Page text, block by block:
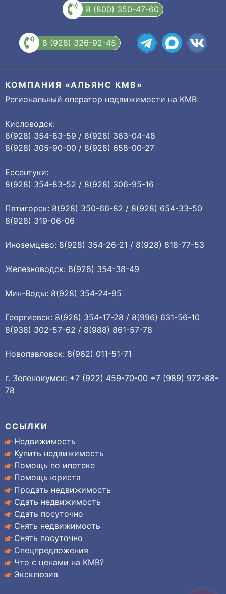
8 (800) 350-47-60
8 (928) 326-92-45
КОМПАНИЯ «АЛЬЯНС КМВ»
Региональный оператор недвижимости на КМВ:
Кисловодск:
8(928) 354-83-59 / 8(928) 363-04-48
8(928) 305-90-00 / 8(928) 658-00-27
Ессентуки:
8(928) 354-83-52 / 8(928) 306-95-16
Пятигорск: 8(928) 350-66-82 / 8(928) 654-33-50
8(928) 319-06-06
Иноземцево: 8(928) 354-26-21 / 8(928) 818-77-53
Железноводск: 8(928) 354-38-49
Мин-Воды: 8(928) 354-24-95
Георгиевск: 8(928) 354-17-28 / 8(996) 631-56-10
8(938) 302-57-62 / 8(988) 861-57-78
Новопавловск: 8(962) 011-51-71
г. Зеленокумск: +7 (922) 459-70-00 +7 (989) 972-88-
78
ССЫЛКИ
Недвижимость
Купить недвижимость
Помощь по ипотеке
Помощь юриста
Продать недвижимость
Сдать недвижимость
Сдать посуточно
Снять недвижимость
Снять посуточно
Спецпредложения
Что с ценами на КМВ?
Эксклюзив